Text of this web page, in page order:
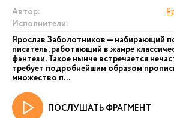
Автор:
Исполнители:
Ярослав Заболотников — набирающий
писатель, работающий в жанре
фэнтези. Такое нынче встречается
требует подробнейшим образом
множество п...
ПОСЛУШАТЬ ФРАГМЕНТ